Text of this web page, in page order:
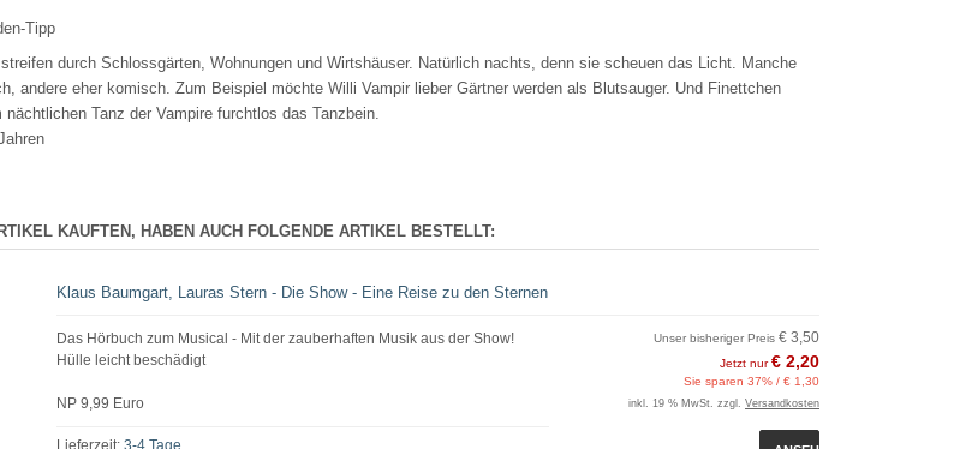
Tipp
durch Schlossgärten, Wohnungen und Wirtshäuser. Natürlich nachts, denn sie scheuen das Licht. Manche
andere eher komisch. Zum Beispiel möchte Willi Vampir lieber Gärtner werden als Blutsauger. Und Finettchen
nächtlichen Tanz der Vampire furchtlos das Tanzbein.
KAUFTEN, HABEN AUCH FOLGENDE ARTIKEL BESTELLT:
Klaus Baumgart, Lauras Stern - Die Show - Eine Reise zu den Sternen
Das Hörbuch zum Musical - Mit der zauberhaften Musik aus der Show!
Hülle leicht beschädigt
NP 9,99 Euro
Lieferzeit:3-4 Tage
Unser bisheriger Preis € 3,50
Jetzt nur€ 2,20
Sie sparen 37% / € 1,30
inkl. 19 % MwSt. zzgl. Versandkosten